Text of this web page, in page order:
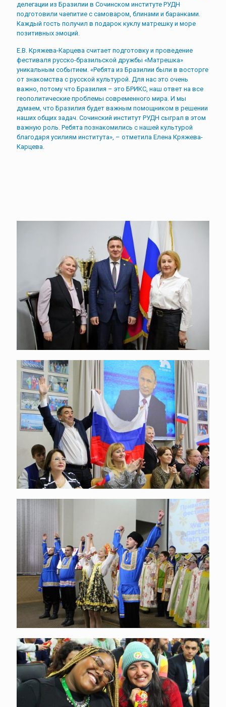
делегации из Бразилии в Сочинском институте РУДН
подготовили чаепитие с самоваром, блинами и баранками.
Каждый гость получил в подарок куклу матрешку и море
позитивных эмоций.
Е.В. Кряжева-Карцева считает подготовку и проведение
фестиваля русско-бразильской дружбы «Матрешка»
уникальным событием. «Ребята из Бразилии были в восторге
от знакомства с русской культурой. Для нас это очень
важно, потому что Бразилия – это БРИКС, наш ответ на все
геополитические проблемы современного мира. И мы
думаем, что Бразилия будет важным помощником в решении
наших общих задач. Сочинский институт РУДН сыграл в этом
важную роль. Ребята познакомились с нашей культурой
благодаря усилиям института», – отметила Елена Кряжева-
Карцева.